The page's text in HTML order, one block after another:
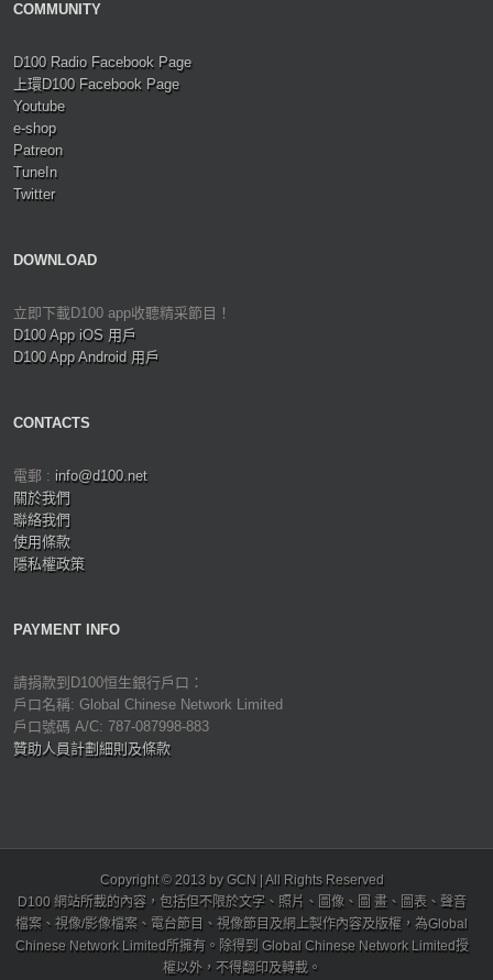
COMMUNITY
D100 Radio Facebook Page
上環D100 Facebook Page
Youtube
e-shop
Patreon
TuneIn
Twitter
DOWNLOAD
立即下載D100 app收聽精采節目！
D100 App iOS 用戶
D100 App Android 用戶
CONTACTS
電郵 : info@d100.net
關於我們
聯絡我們
使用條款
隱私權政策
PAYMENT INFO
請捐款到D100恒生銀行戶口：
戶口名稱: Global Chinese Network Limited
戶口號碼 A/C: 787-087998-883
贊助人員計劃細則及條款
Copyright © 2013 by GCN | All Rights Reserved
D100 網站所載的內容，包括但不限於文字、照片、圖像、圖 畫、圖表、聲音
檔案、視像/影像檔案、電台節目、視像節目及網上製作內容及版權，為Global
Chinese Network Limited所擁有。除得到 Global Chinese Network Limited授
權以外，不得翻印及轉載。